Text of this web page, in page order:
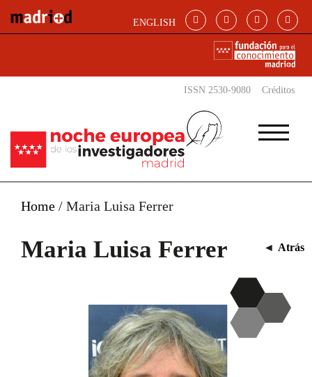
ENGLISH
ISSN 2530-9080 Créditos
Home / Maria Luisa Ferrer
Maria Luisa Ferrer ◄ Atrás